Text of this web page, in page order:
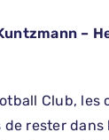
–
Club,
rester